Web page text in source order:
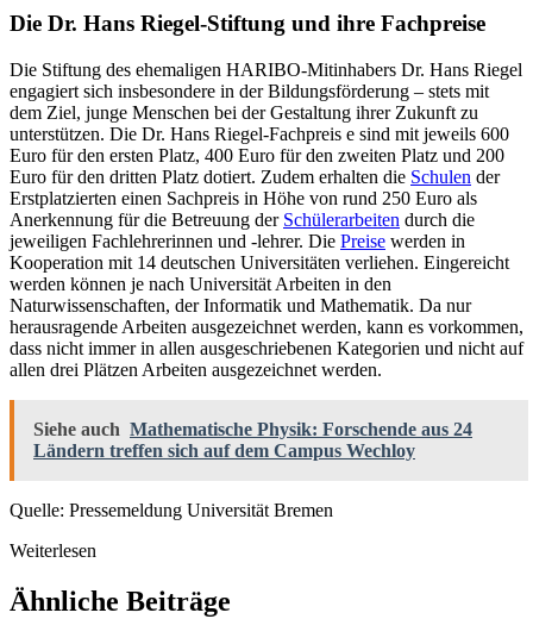
Die Dr. Hans Riegel-Stiftung und ihre Fachpreise
Die Stiftung des ehemaligen HARIBO-Mitinhabers Dr. Hans Riegel
engagiert sich insbesondere in der Bildungsförderung – stets mit
dem Ziel, junge Menschen bei der Gestaltung ihrer Zukunft zu
unterstützen. Die Dr. Hans Riegel-Fachpreis e sind mit jeweils 600
Euro für den ersten Platz, 400 Euro für den zweiten Platz und 200
Euro für den dritten Platz dotiert. Zudem erhalten die Schulen der
Erstplatzierten einen Sachpreis in Höhe von rund 250 Euro als
Anerkennung für die Betreuung der Schülerarbeiten durch die
jeweiligen Fachlehrerinnen und -lehrer. Die Preise werden in
Kooperation mit 14 deutschen Universitäten verliehen. Eingereicht
werden können je nach Universität Arbeiten in den
Naturwissenschaften, der Informatik und Mathematik. Da nur
herausragende Arbeiten ausgezeichnet werden, kann es vorkommen,
dass nicht immer in allen ausgeschriebenen Kategorien und nicht auf
allen drei Plätzen Arbeiten ausgezeichnet werden.
Siehe auch Mathematische Physik: Forschende aus 24
Ländern treffen sich auf dem Campus Wechloy
Quelle: Pressemeldung Universität Bremen
Weiterlesen
Ähnliche Beiträge